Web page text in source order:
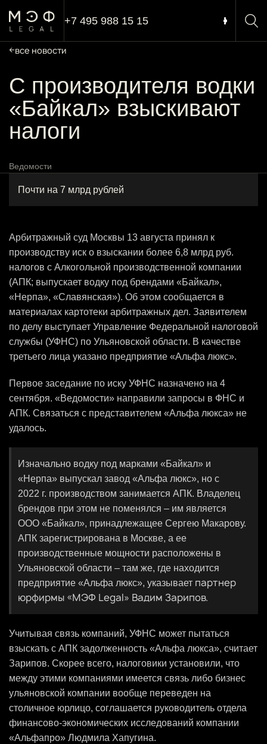
+7 495 988 15 15
все новости
С производителя водки
«Байкал» взыскивают
налоги
Ведомости
Почти на 7 млрд рублей
Арбитражный суд Москвы 13 августа принял к
производству иск о взыскании более 6,8 млрд руб.
налогов с Алкогольной производственной компании
(АПК; выпускает водку под брендами «Байкал»,
«Нерпа», «Славянская»). Об этом сообщается в
материалах картотеки арбитражных дел. Заявителем
по делу выступает Управление Федеральной налоговой
службы (УФНС) по Ульяновской области. В качестве
третьего лица указано предприятие «Альфа люкс».
Первое заседание по иску УФНС назначено на 4
сентября. «Ведомости» направили запросы в ФНС и
АПК. Связаться с представителем «Альфа люкса» не
удалось.
Изначально водку под марками «Байкал» и
«Нерпа» выпускал завод «Альфа люкс», но с
2022 г. производством занимается АПК. Владелец
брендов при этом не поменялся – им является
ООО «Байкал», принадлежащее Сергею Макарову.
АПК зарегистрирована в Москве, а ее
производственные мощности расположены в
Ульяновской области – там же, где находится
предприятие «Альфа люкс», указывает партнер
юрфирмы «МЭФ Legal» Вадим Зарипов.
Учитывая связь компаний, УФНС может пытаться
взыскать с АПК задолженность «Альфа люкса», считает
Зарипов. Скорее всего, налоговики установили, что
между этими компаниями имеется связь либо бизнес
ульяновской компании вообще переведен на
столичное юрлицо, соглашается руководитель отдела
финансово-экономических исследований компании
«Альфапро» Людмила Хапугина.